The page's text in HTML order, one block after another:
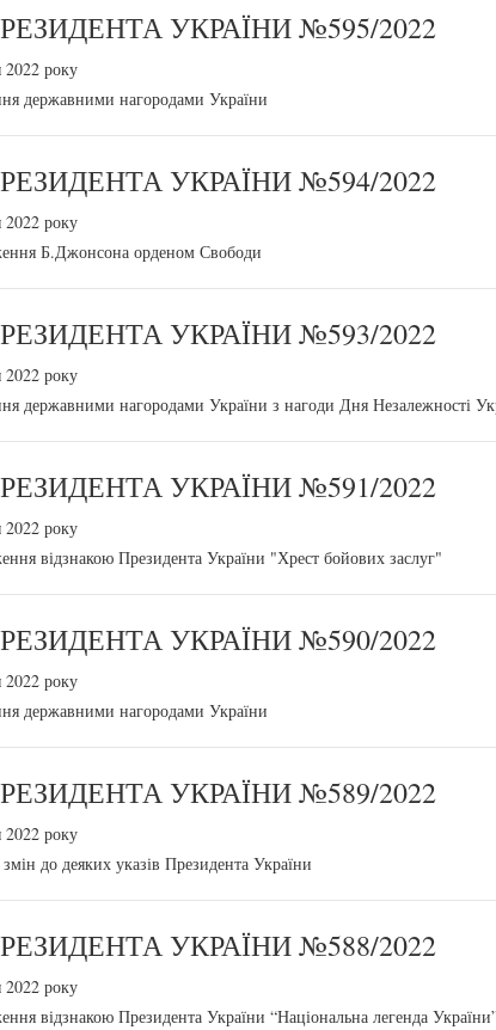
УКРАЇНИ №595/2022
2022 року
державними нагородами України
УКРАЇНИ №594/2022
2022 року
Б.Джонсона орденом Свободи
УКРАЇНИ №593/2022
2022 року
державними нагородами України з нагоди Дня Незалежності
УКРАЇНИ №591/2022
2022 року
відзнакою Президента України "Хрест бойових заслуг"
УКРАЇНИ №590/2022
2022 року
державними нагородами України
УКРАЇНИ №589/2022
2022 року
до деяких указів Президента України
УКРАЇНИ №588/2022
2022 року
відзнакою Президента України “Національна легенда